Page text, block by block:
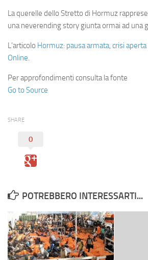
La querelle dello Stretto di Hormuz
una neverending story giunta ormai ad una
L’articolo Hormuz: pausa armata, crisi aperta
Online.
Per approfondimenti consulta la fonte
Go to Source
SHARE
0
POTREBBERO INTERESSARTI...